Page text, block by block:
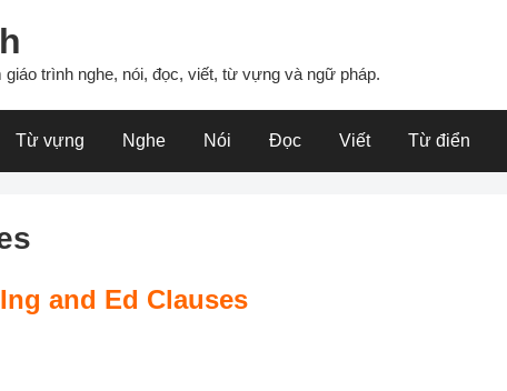
giáo trình nghe, nói, đọc, viết, từ vựng và ngữ pháp.
Từ vựng Nghe Nói Đọc Viết Từ điển
and Ed Clauses